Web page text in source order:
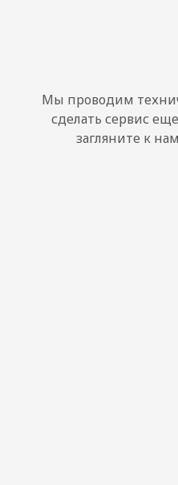
Мы проводим
сделать сервис
загляните к